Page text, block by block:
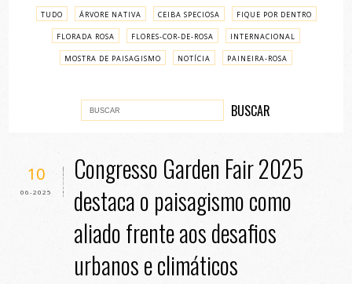
TUDO ÁRVORE NATIVA CEIBA SPECIOSA FIQUE POR DENTRO
FLORADA ROSA FLORES-COR-DE-ROSA INTERNACIONAL
MOSTRA DE PAISAGISMO NOTÍCIA PAINEIRA-ROSA
10
06-2025
Congresso Garden Fair 2025
destaca o paisagismo como
aliado frente aos desafios
urbanos e climáticos